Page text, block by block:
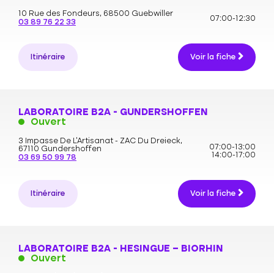
10 Rue des Fondeurs, 68500 Guebwiller
03 89 76 22 33
07:00-12:30
Itinéraire Voir la fiche
LABORATOIRE B2A - GUNDERSHOFFEN
Ouvert
3 Impasse De L’Artisanat - ZAC Du Dreieck,
67110 Gundershoffen
03 69 50 99 78
07:00-13:00
14:00-17:00
Itinéraire Voir la fiche
LABORATOIRE B2A - HESINGUE – BIORHIN
Ouvert